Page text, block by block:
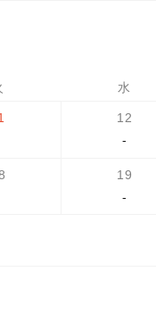
水
12
-
19
-